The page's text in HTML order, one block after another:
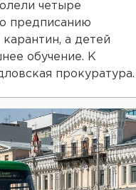
четыре
предписанию
а детей
обучение. К
прокуратура.